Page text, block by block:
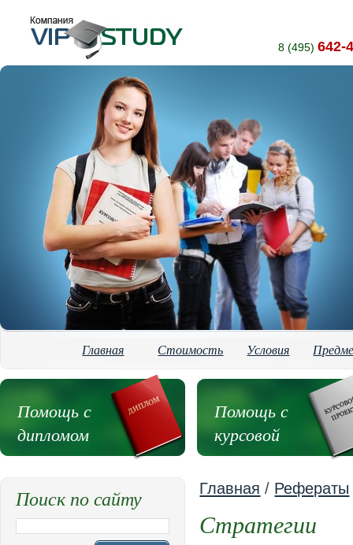
8 (495) 642-
Главная Стоимость Условия
Помощь с
дипломом
Помощь с
курсовой
Главная / Рефераты
Стратегии
Поиск по сайту